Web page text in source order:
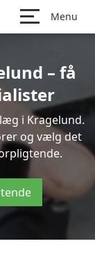
Menu
– få
i Kragelund.
og vælg det